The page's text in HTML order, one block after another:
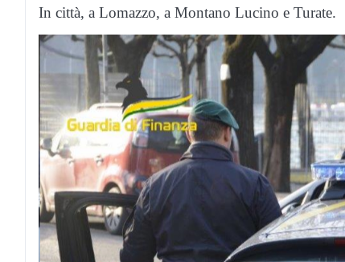
In città, a Lomazzo, a Montano Lucino e Turate.